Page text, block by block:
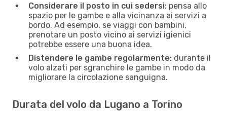
Considerare il posto in cui sedersi: pensa allo
spazio per le gambe e alla vicinanza ai servizi a
bordo. Ad esempio, se viaggi con bambini,
prenotare un posto vicino ai servizi igienici
potrebbe essere una buona idea.
Distendere le gambe regolarmente: durante il
volo alzati per sgranchire le gambe in modo da
migliorare la circolazione sanguigna.
Durata del volo da Lugano a Torino